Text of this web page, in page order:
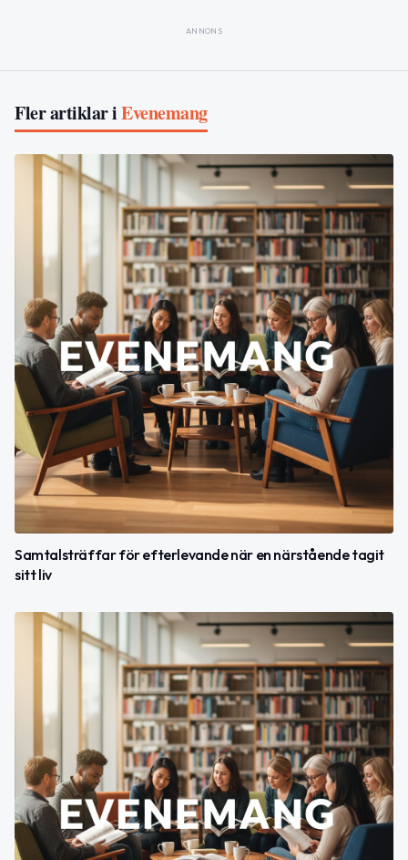
ANNONS
Fler artiklar iEvenemang
Samtalsträffar för efterlevande när en närstående tagit
sitt liv